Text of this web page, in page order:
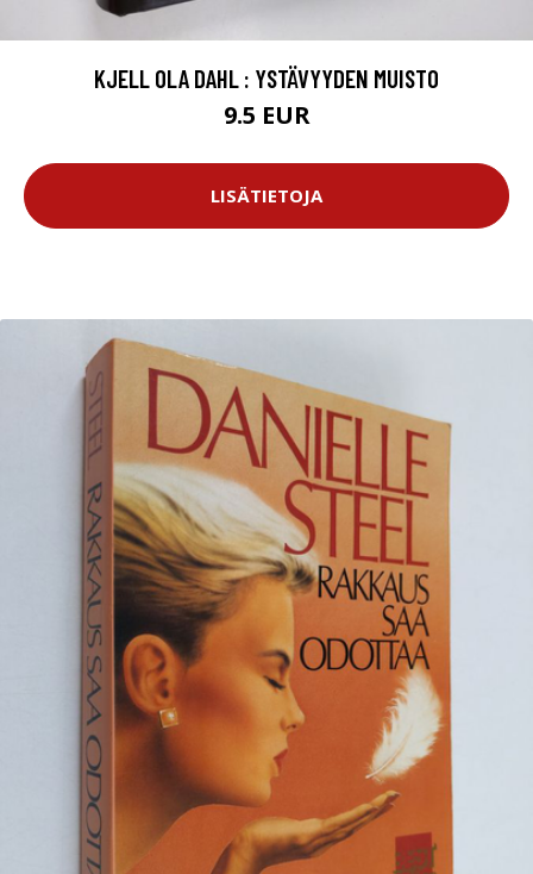
KJELL OLA DAHL : YSTÄVYYDEN MUISTO
9.5 EUR
LISÄTIETOJA